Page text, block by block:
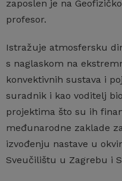
zaposlen je na
profesor.
Istražuje atmosfersku
s naglaskom na
konvektivnih sustava i
suradnik i kao voditelj
projektima što su ih
međunarodne zaklade
izvođenju nastave u
Sveučilištu u Zagrebu i